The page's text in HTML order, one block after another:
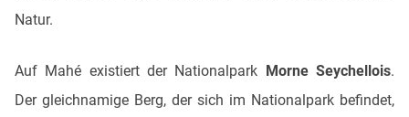
Natur.
Auf Mahé existiert der Nationalpark Morne Seychellois.
Der gleichnamige Berg, der sich im Nationalpark befindet,